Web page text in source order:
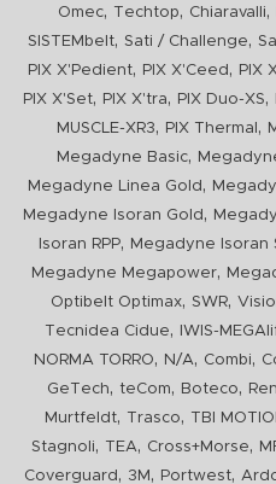
Omec, Techtop, Chiaravalli,
SISTEMbelt, Sati / Challenge,
PIX X'Pedient, PIX X'Ceed , PIX
PIX X'Set, PIX X'tra, PIX Duo-XS,
MUSCLE-XR3, PIX Thermal ,
Megadyne Basic,
Megadyne Linea Gold ,
Megadyne Isoran Gold ,
Isoran RPP, Megadyne Isoran
Megadyne Megapower,
Optibelt Optimax, SWR,
Tecnidea Cidue, IWIS-
NORMA TORRO, N/A, Combi,
GeTech, teCom, Boteco,
Murtfeldt, Trasco, TBI
Stagnoli, TEA, Cross+Morse,
Coverguard , 3M , Portwest,